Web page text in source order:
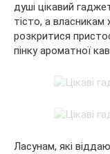
душі цікавий
тісто, а
розкритися
пінку ароматної
Ласунам, які